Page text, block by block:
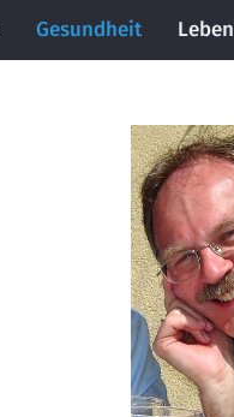
Gesundheit Leben